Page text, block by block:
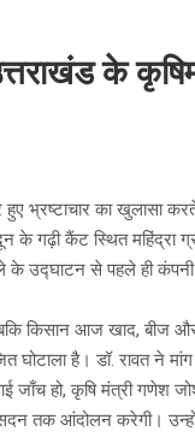
के
भ्रष्टाचार का खुलासा
के गढ़ी कैंट स्थित महिंद्रा
के उद्घाटन से पहले ही
किसान आज खाद, बीज
घोटाला है। डॉ. रावत ने
जाँच हो, कृषि मंत्री गणेश
सदन तक आंदोलन करेगी।